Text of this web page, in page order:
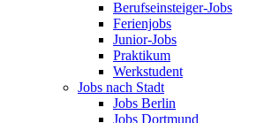
Berufseinsteiger-Jobs
Ferienjobs
Junior-Jobs
Praktikum
Werkstudent
Jobs nach Stadt
Jobs Berlin
Jobs Dortmund